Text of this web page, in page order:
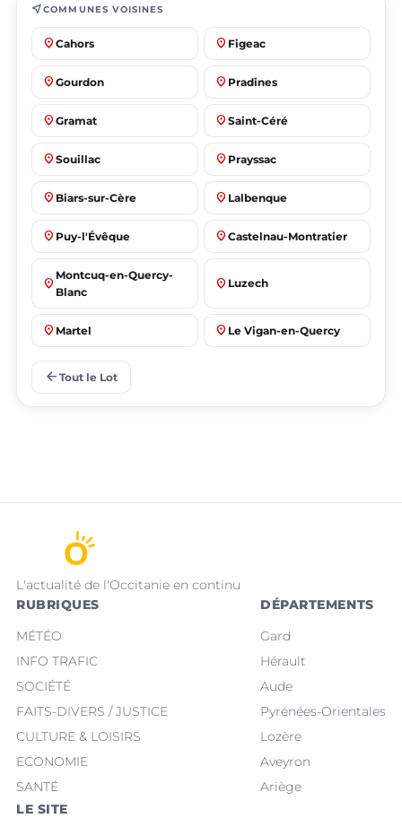
near_meCOMMUNES VOISINES
place Cahors place Figeac
place Gourdon place Pradines
place Gramat place Saint-Céré
place Souillac place Prayssac
place Biars-sur-Cère place Lalbenque
place Puy-l'Évêque place Castelnau-Montratier
place
Montcuq-en-Quercy-
Blanc
place Luzech
place Martel place Le Vigan-en-Quercy
place
arrow_back Tout le Lot
L'actualité de l'Occitanie en continu
RUBRIQUES
MÉTÉO
INFO TRAFIC
SOCIÉTÉ
FAITS-DIVERS / JUSTICE
CULTURE & LOISIRS
ECONOMIE
SANTÉ
DÉPARTEMENTS
Gard
Hérault
Aude
Pyrénées-Orientales
Lozère
Aveyron
Ariège
LE SITE